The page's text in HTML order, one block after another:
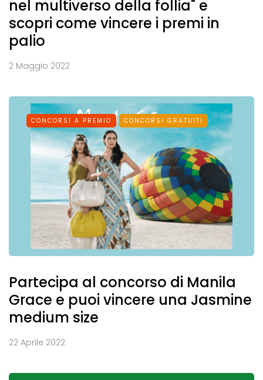
nel multiverso della follia" e
scopri come vincere i premi in
palio
2 Maggio 2022
CONCORSI A PREMIO CONCORSI GRATUITI
Partecipa al concorso di Manila
Grace e puoi vincere una Jasmine
medium size
22 Aprile 2022